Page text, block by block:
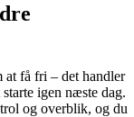
at få fri – det handler
igen næste dag.
og overblik, og du